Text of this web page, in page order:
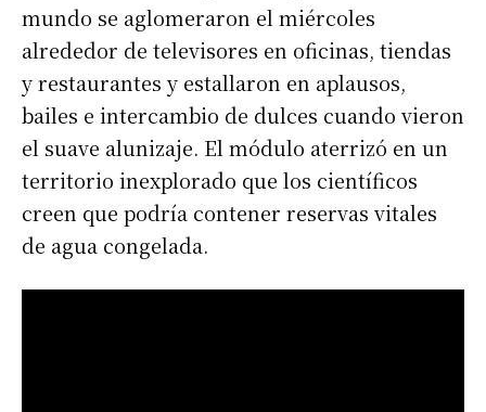
mundo se aglomeraron el miércoles
alrededor de televisores en oficinas, tiendas
y restaurantes y estallaron en aplausos,
bailes e intercambio de dulces cuando vieron
el suave alunizaje. El módulo aterrizó en un
territorio inexplorado que los científicos
creen que podría contener reservas vitales
de agua congelada.